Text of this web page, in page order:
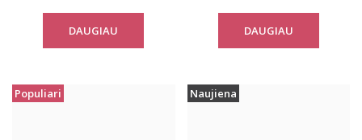
DAUGIAU DAUGIAU
Populiari Naujiena